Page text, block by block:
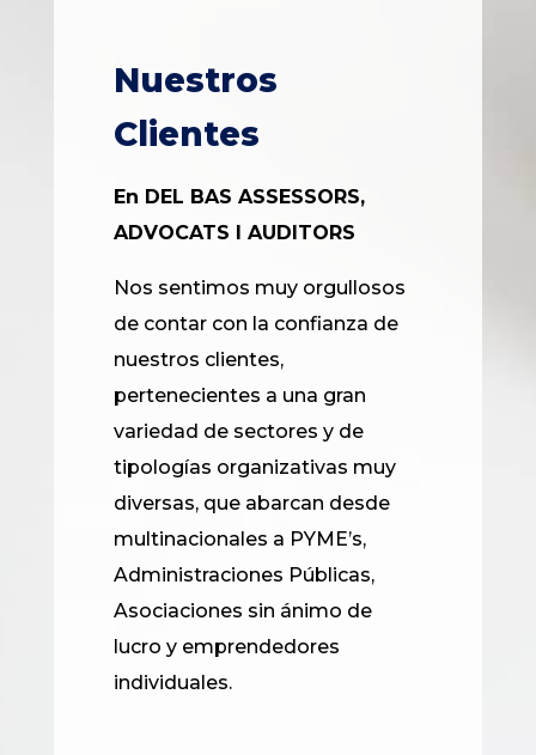
Nuestros
Clientes
En DEL BAS ASSESSORS,
ADVOCATS I AUDITORS
Nos sentimos muy orgullosos
de contar con la confianza de
nuestros clientes,
pertenecientes a una gran
variedad de sectores y de
tipologías organizativas muy
diversas, que abarcan desde
multinacionales a PYME’s,
Administraciones Públicas,
Asociaciones sin ánimo de
lucro y emprendedores
individuales.